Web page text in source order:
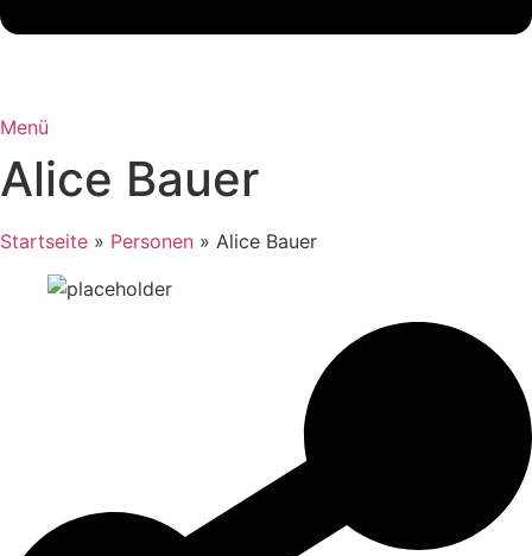
Menü
Alice Bauer
Startseite » Personen » Alice Bauer